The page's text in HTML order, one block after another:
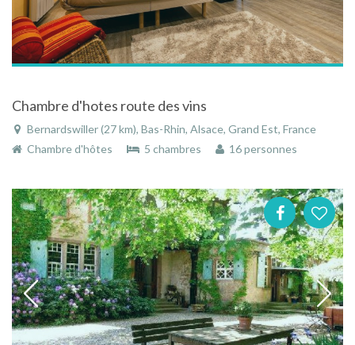
Chambre d'hotes route des vins
Bernardswiller (27 km), Bas-Rhin, Alsace, Grand Est, France
Chambre d'hôtes
5 chambres 16 personnes